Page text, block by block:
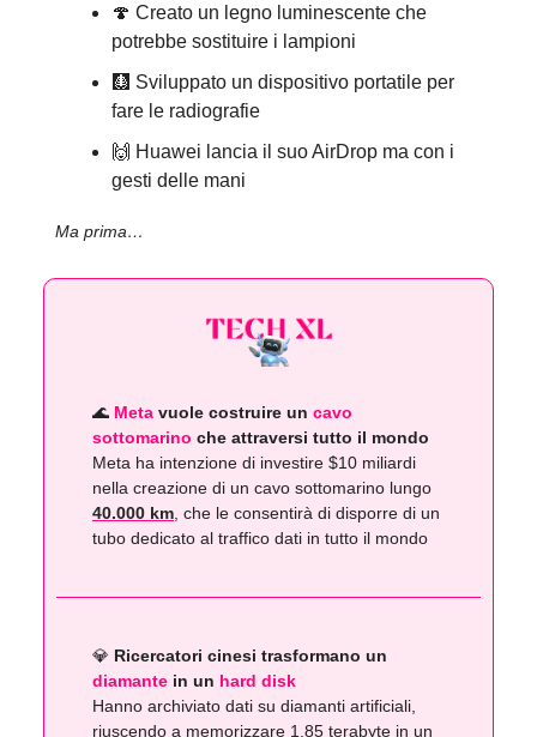
🍄 Creato un legno luminescente che
potrebbe sostituire i lampioni
🩻 Sviluppato un dispositivo portatile per
fare le radiografie
🙌 Huawei lancia il suo AirDrop ma con i
gesti delle mani
Ma prima…
🌊 Meta vuole costruire un cavo
sottomarino che attraversi tutto il mondo
Meta ha intenzione di investire $10 miliardi
nella creazione di un cavo sottomarino lungo
40.000 km, che le consentirà di disporre di un
tubo dedicato al traffico dati in tutto il mondo
💎 Ricercatori cinesi trasformano un
diamante in un hard disk
Hanno archiviato dati su diamanti artificiali,
riuscendo a memorizzare 1.85 terabyte in un